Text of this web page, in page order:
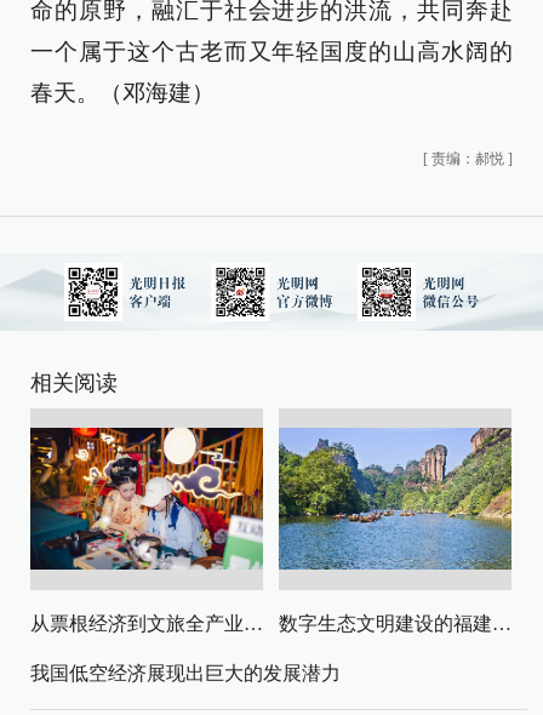
命的原野，融汇于社会进步的洪流，共同奔赴
一个属于这个古老而又年轻国度的山高水阔的
春天。（邓海建）
[ 责编：郝悦 ]
相关阅读
从票根经济到文旅全产业链升级 数字生态文明建设的福建路径与启示
我国低空经济展现出巨大的发展潜力